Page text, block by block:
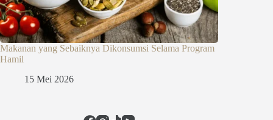
Makanan yang Sebaiknya Dikonsumsi Selama Program
Hamil
15 Mei 2026